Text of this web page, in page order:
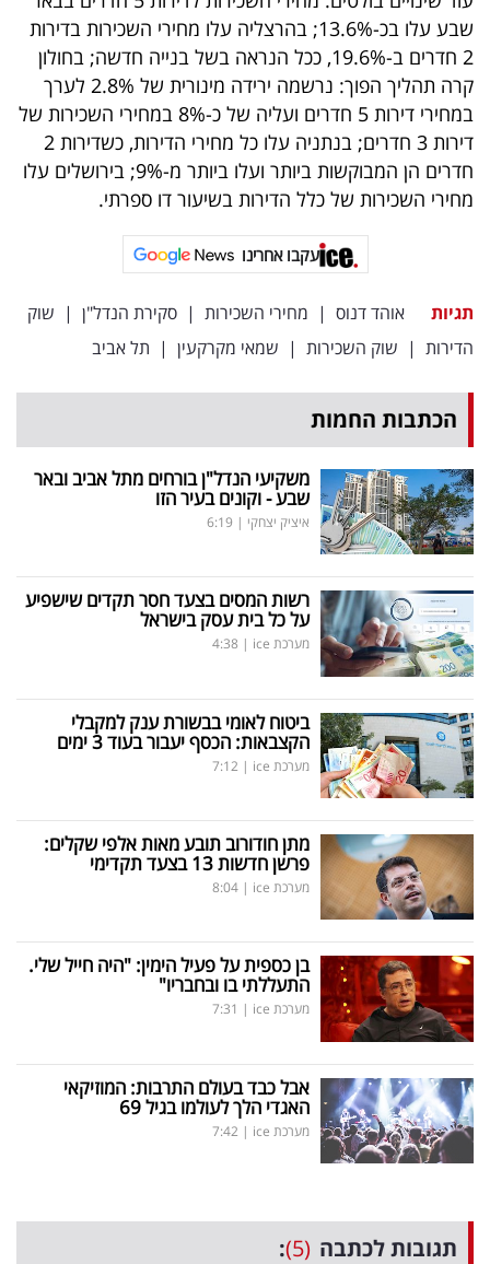
שבע עלו בכ-13.6%; בהרצליה עלו מחירי השכירות בדירות
2 חדרים ב-19.6%, ככל הנראה בשל בנייה חדשה; בחולון
קרה תהליך הפוך: נרשמה ירידה מינורית של 2.8% לערך
במחירי דירות 5 חדרים ועליה של כ-8% במחירי השכירות של
דירות 3 חדרים; בנתניה עלו כל מחירי הדירות, כשדירות 2
חדרים הן המבוקשות ביותר ועלו ביותר מ-9%; בירושלים עלו
מחירי השכירות של כלל הדירות בשיעור דו ספרתי.
עקבו אחרינו
תגיות אוהד דנוס | מחירי השכירות | סקירת הנדל"ן | שוק
הדירות | שוק השכירות | שמאי מקרקעין | תל אביב
הכתבות החמות
משקיעי הנדל"ן בורחים מתל אביב ובאר
שבע - וקונים בעיר הזו
איציק יצחקי |
6:19
רשות המסים בצעד חסר תקדים שישפיע
על כל בית עסק בישראל
מערכת ice |
4:38
ביטוח לאומי בבשורת ענק למקבלי
הקצבאות: הכסף יעבור בעוד 3 ימים
מערכת ice |
7:12
מתן חודורוב תובע מאות אלפי שקלים:
פרשן חדשות 13 בצעד תקדימי
מערכת ice |
8:04
בן כספית על פעיל הימין: "היה חייל שלי.
התעללתי בו ובחבריו"
מערכת ice |
7:31
אבל כבד בעולם התרבות: המוזיקאי
האגדי הלך לעולמו בגיל 69
מערכת ice |
7:42
תגובות לכתבה (5)
: